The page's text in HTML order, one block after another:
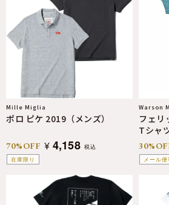
在庫限り
Mille Miglia
ポロ ピケ 2019（メンズ）
70%OFF ¥ 4,158 税込
メール便
Warson
フェリ
Tシャ